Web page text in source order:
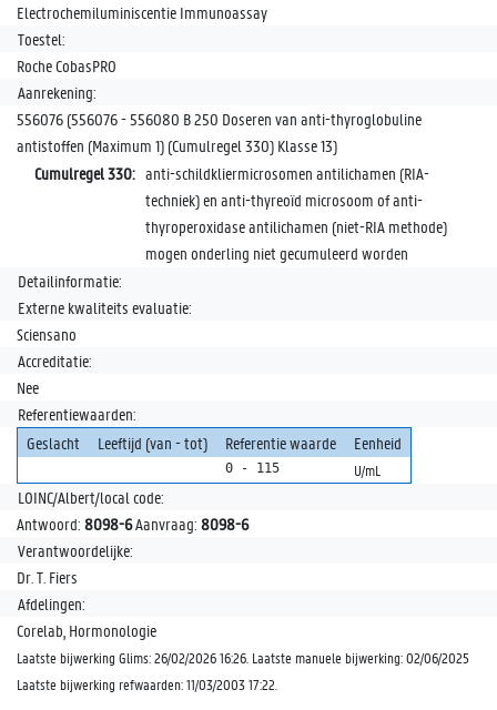
Electrochemiluminiscentie Immunoassay
Toestel:
Roche CobasPRO
Aanrekening:
556076 (556076 - 556080 B 250 Doseren van anti-thyroglobuline
antistoffen (Maximum 1) (Cumulregel 330) Klasse 13)
Cumulregel 330: anti-schildkliermicrosomen antilichamen (RIA-
techniek) en anti-thyreoïd microsoom of anti-
thyroperoxidase antilichamen (niet-RIA methode)
mogen onderling niet gecumuleerd worden
Detailinformatie:
Externe kwaliteits evaluatie:
Sciensano
Accreditatie:
Nee
Referentiewaarden:
Geslacht
Leeftijd (van - tot) Referentie waarde Eenheid
0 - 115 U/mL
LOINC/Albert/local code:
Antwoord: 8098-6Aanvraag: 8098-6
Verantwoordelijke:
Dr. T. Fiers
Afdelingen:
Corelab, Hormonologie
Laatste bijwerking Glims: 26/02/2026 16:26. Laatste manuele bijwerking: 02/06/2025
Laatste bijwerking refwaarden: 11/03/2003 17:22.